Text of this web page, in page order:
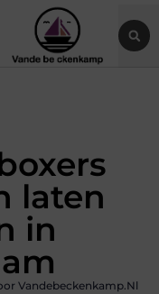
laten
in
Vandebeckenkamp.nl